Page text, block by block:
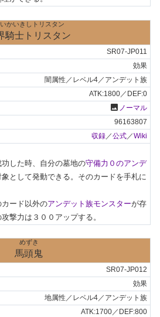
かいきしトリスタン
騎士トリスタン
SR07-JP011
効果
闇属性／レベル4／アンデット族
ATK:1800／DEF:0
photo ノーマル
96163807
収録 ／公式 ／Wiki
した時、自分の墓地の守備力０のアンデ
象として発動できる。そのカードを手札に
ード以外のアンデット族モンスターが存
撃力は３００アップする。
めずき
馬頭鬼
SR07-JP012
効果
地属性／レベル4／アンデット族
ATK:1700／DEF:800